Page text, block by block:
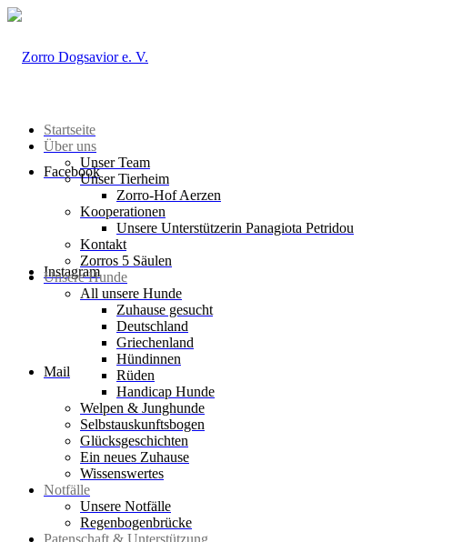
Facebook
Instagram
Mail
Startseite
Über uns
Unser Team
Unser Tierheim
Zorro-Hof Aerzen
Kooperationen
Unsere Unterstützerin Panagiota Petridou
Kontakt
Zorros 5 Säulen
Unsere Hunde
All unsere Hunde
Zuhause gesucht
Deutschland
Griechenland
Hündinnen
Rüden
Handicap Hunde
Welpen & Junghunde
Selbstauskunftsbogen
Glücksgeschichten
Ein neues Zuhause
Wissenswertes
Notfälle
Unsere Notfälle
Regenbogenbrücke
Patenschaft & Unterstützung